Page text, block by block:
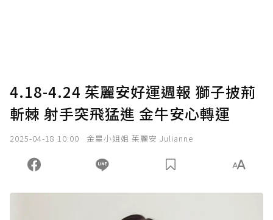
4.18-4.24 茱麗安好運週報 獅子披荊
斬棘 射手突飛猛進 金牛安心轉運
2025-04-18 10:00 金星小姐姐 茱麗安 Julianne